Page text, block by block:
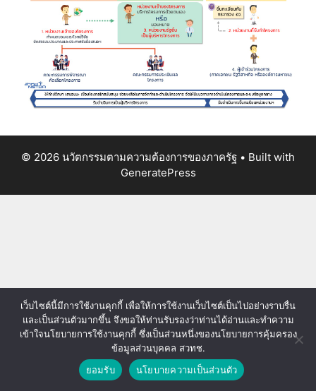
© 2026 นวัตกรรมตามความต้องการของภาครัฐ • Built with
GeneratePress
เว็บไซต์นี้มีการใช้งานคุกกี้ เพื่อให้การใช้งานเว็บไซต์เป็นไปอย่างราบรื่น
และเป็นส่วนตัวมากขึ้น จึงขอให้ท่านรับรองว่าท่านได้อ่านและทำความ
เข้าใจนโยบายการใช้งานคุกกี้ ซึ่งเป็นส่วนหนึ่งของนโยบายการคุ้มครอง
ข้อมูลส่วนบุคคล สวทช.
ยอมรับ
นโยบายความเป็นส่วนตัว